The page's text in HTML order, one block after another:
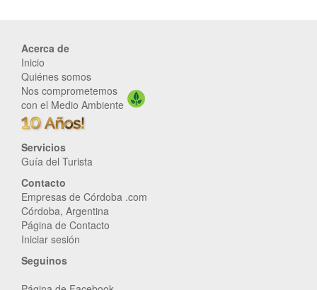
Acerca de
Inicio
Quiénes somos
Nos comprometemos
con el Medio Ambiente
Servicios
Guía del Turista
Contacto
Empresas de Córdoba .com
Córdoba, Argentina
Página de Contacto
Iniciar sesión
Seguinos